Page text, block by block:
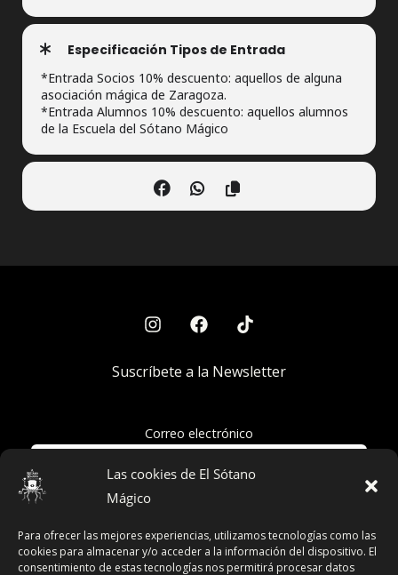
Las cookies de El Sótano
Mágico
Para ofrecer las mejores experiencias, utilizamos tecnologías como las
cookies para almacenar y/o acceder a la información del dispositivo. El
consentimiento de estas tecnologías nos permitirá procesar datos
Especificación Tipos de Entrada
*Entrada Socios 10% descuento: aquellos de alguna
asociación mágica de Zaragoza.
*Entrada Alumnos 10% descuento: aquellos alumnos
de la Escuela del Sótano Mágico
Suscríbete a la Newsletter
Correo electrónico
Acepto la política de privacidad